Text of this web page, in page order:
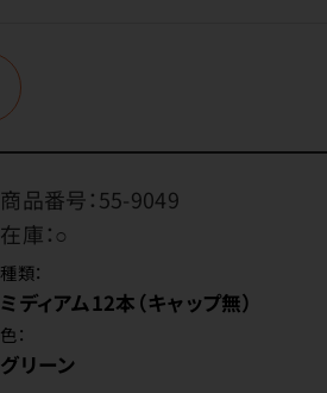
商品番号：55-9049
在庫：○
種類：
ミディアム12本（キャップ無）
色：
グリーン